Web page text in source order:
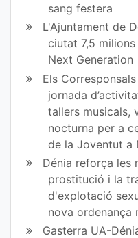
sang festera
L'Ajuntament de
ciutat 7,5
Next Generation
Els
jornada
tallers musicals,
nocturna per a
de la Joventut a
Dénia reforça les
prostitució i la
d'explotació
nova ordenança
Gasterra UA-